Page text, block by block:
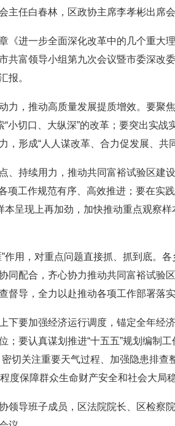
任白春林，区政协主席李孝彬出席会
进一步全面深化改革中的几个重大
共富领导小组第九次会议暨市委深改
报。
推动高质量发展提质增效。要聚焦
“小切口、大纵深”的改革；要突出实
形成“人人谋改革、合力促发展、共
持续用力，推动共同富裕试验区建设
项工作规范有序、高效推进；要在
本呈现上再加劲，加快推动重点观察
用，对重点问题直接抓、抓到底。
同配合，齐心协力推动共同富裕试验
督导，全力以赴推动各项工作部署落实
要加强经济运行调度，锚定全年经
；要认真谋划推进“十五五”规划编制
切关注重要天气过程、加强隐患排
度保障群众生命财产安全和社会大局稳
导班子成员，区法院院长、区检察